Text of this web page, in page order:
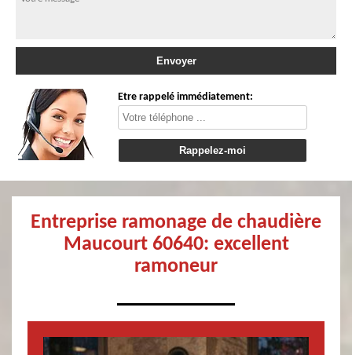
Etre rappelé immédiatement:
Entreprise ramonage de chaudière
Maucourt 60640: excellent
ramoneur